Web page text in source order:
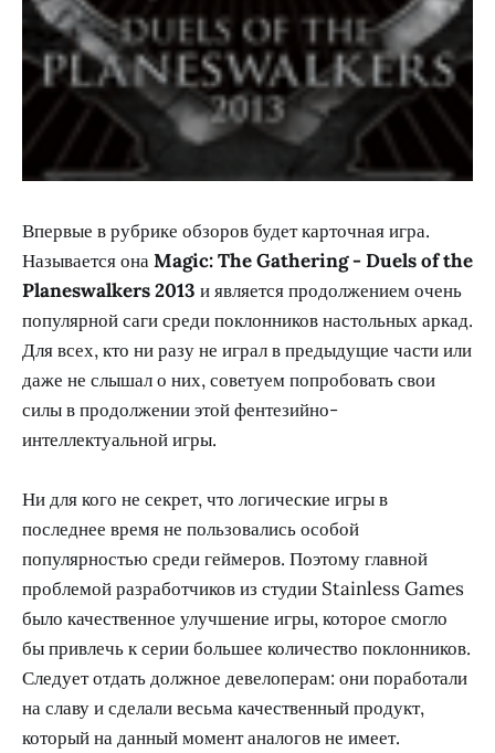
Впервые в рубрике обзоров будет карточная игра.
Называется онаMagic: The Gathering - Duels of the
Planeswalkers 2013 и является продолжением очень
популярной саги среди поклонников настольных аркад.
Для всех, кто ни разу не играл в предыдущие части или
даже не слышал о них, советуем попробовать свои
силы в продолжении этой фентезийно-
интеллектуальной игры.
Ни для кого не секрет, что логические игры в
последнее время не пользовались особой
популярностью среди геймеров. Поэтому главной
проблемой разработчиков из студии Stainless Games
было качественное улучшение игры, которое смогло
бы привлечь к серии большее количество поклонников.
Следует отдать должное девелоперам: они поработали
на славу и сделали весьма качественный продукт,
который на данный момент аналогов не имеет.